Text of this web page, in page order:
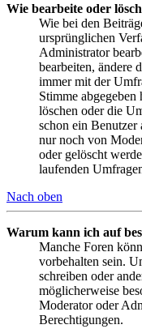
Wie bearbeite oder
Wie bei den
ursprünglichen
Administrator
bearbeiten, ändere
immer mit der
Stimme
löschen oder die
schon ein Benutzer
nur noch von
oder gelöscht
laufenden
Nach oben
Warum kann ich auf
Manche Foren
vorbehalten sein.
schreiben oder
möglicherweise
Moderator oder
Berechtigungen.